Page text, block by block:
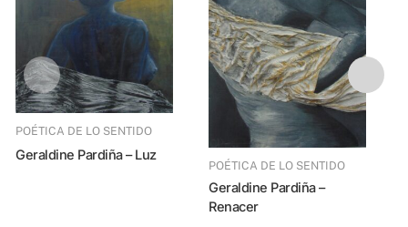
POÉTICA DE LO SENTIDO
Geraldine Pardiña – Luz
POÉTICA DE LO SENTIDO
Geraldine Pardiña –
Renacer